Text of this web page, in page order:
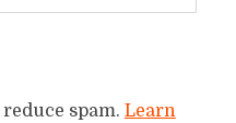
spam. Learn